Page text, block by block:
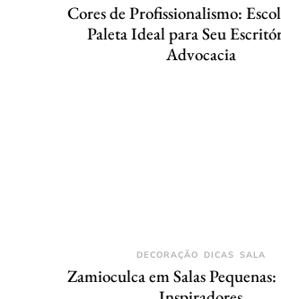
Cores de Profissionalismo:
Paleta Ideal para Seu
Advocacia
DECORAÇÃO DICAS SALA
Zamioculca em Salas